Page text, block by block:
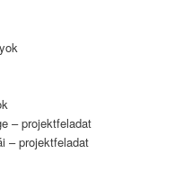
– projektfeladat
– projektfeladat